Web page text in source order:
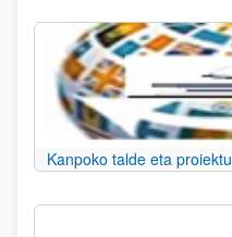
Kanpoko talde eta